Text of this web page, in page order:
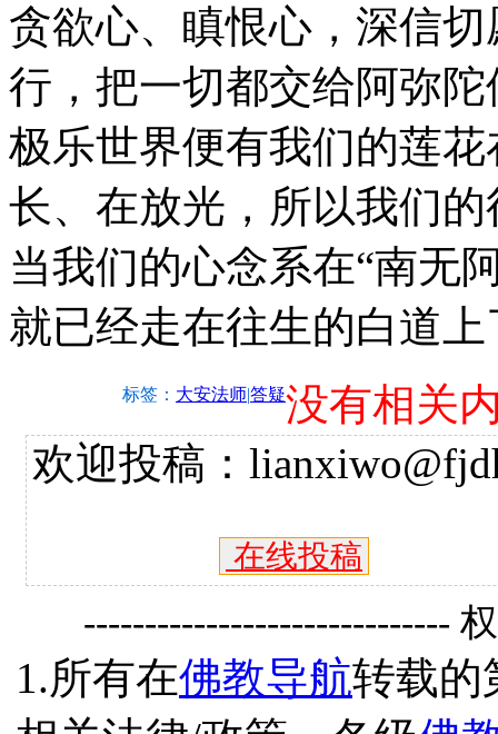
贪欲心、瞋恨心，深信
行，把一切都交给阿弥
极乐世界便有我们的莲
长、在放光，所以我们
当我们的心念系在“南无
就已经走在往生的白道上
标签： 大安法师|答疑没有相关
欢迎投稿：
在线投稿
------------------------------
1.所有在佛教导航转载的